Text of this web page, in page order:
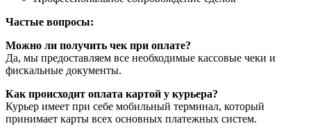
Частые вопросы:
Можно ли получить чек при оплате?
Да, мы предоставляем все необходимые кассовые чеки и
фискальные документы.
Как происходит оплата картой у курьера?
Курьер имеет при себе мобильный терминал, который
принимает карты всех основных платежных систем.